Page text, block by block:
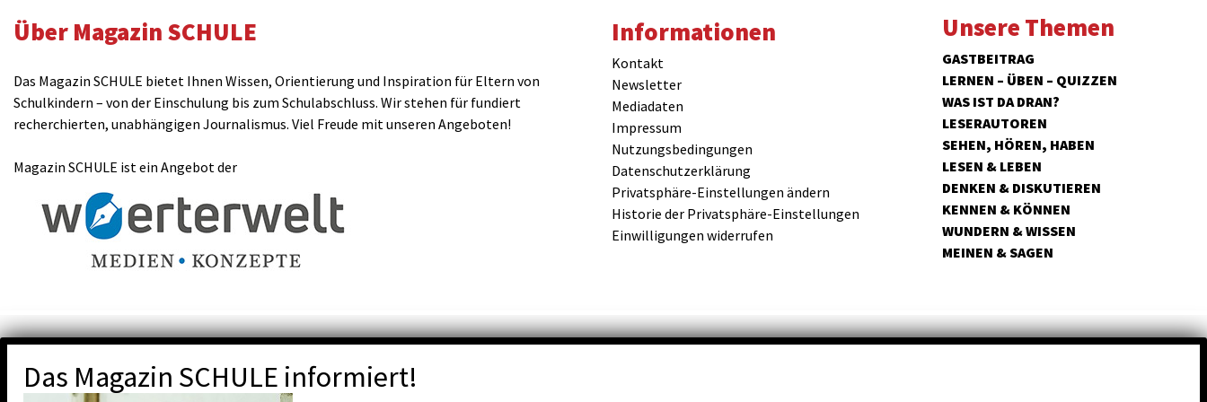
Über Magazin SCHULE
Das Magazin SCHULE bietet Ihnen Wissen, Orientierung und Inspiration für Eltern von
Schulkindern – von der Einschulung bis zum Schulabschluss. Wir stehen für fundiert
recherchierten, unabhängigen Journalismus. Viel Freude mit unseren Angeboten!
Magazin SCHULE ist ein Angebot der
Informationen
Kontakt
Newsletter
Mediadaten
Impressum
Nutzungsbedingungen
Datenschutzerklärung
Privatsphäre-Einstellungen ändern
Historie der Privatsphäre-Einstellungen
Einwilligungen widerrufen
Unsere Themen
GASTBEITRAG
LERNEN – ÜBEN – QUIZZEN
WAS IST DA DRAN?
LESERAUTOREN
SEHEN, HÖREN, HABEN
LESEN & LEBEN
DENKEN & DISKUTIEREN
KENNEN & KÖNNEN
WUNDERN & WISSEN
MEINEN & SAGEN
Das Magazin SCHULE informiert!